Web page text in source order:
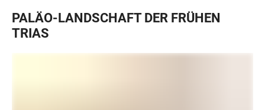
PALÄO-LANDSCHAFT DER FRÜHEN
TRIAS